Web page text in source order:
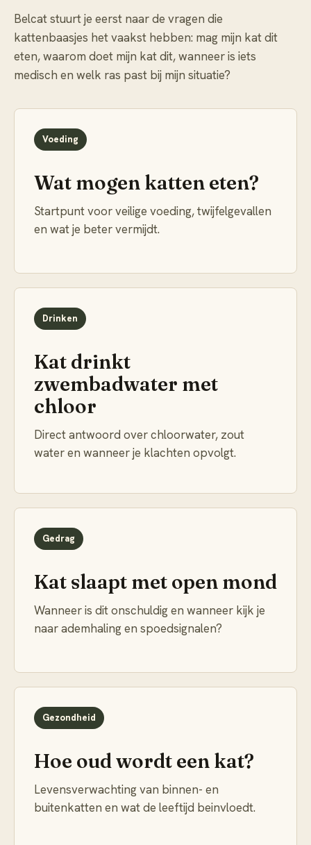
Belcat stuurt je eerst naar de vragen die
kattenbaasjes het vaakst hebben: mag mijn kat dit
eten, waarom doet mijn kat dit, wanneer is iets
medisch en welk ras past bij mijn situatie?
Voeding
Wat mogen katten eten?
Startpunt voor veilige voeding, twijfelgevallen
en wat je beter vermijdt.
Drinken
Kat drinkt
zwembadwater met
chloor
Direct antwoord over chloorwater, zout
water en wanneer je klachten opvolgt.
Gedrag
Kat slaapt met open mond
Wanneer is dit onschuldig en wanneer kijk je
naar ademhaling en spoedsignalen?
Gezondheid
Hoe oud wordt een kat?
Levensverwachting van binnen- en
buitenkatten en wat de leeftijd beinvloedt.